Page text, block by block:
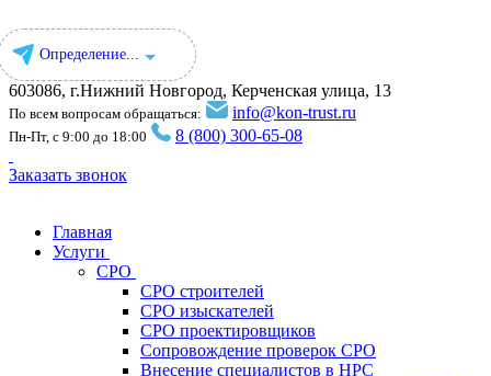
Определение...
603086, г.Нижний Новгород, Керченская улица, 13
По всем вопросам обращаться: info@kon-trust.ru
Пн-Пт, с 9:00 до 18:00 8 (800) 300-65-08
Заказать звонок
Главная
Услуги
СРО
СРО строителей
СРО изыскателей
СРО проектировщиков
Сопровождение проверок СРО
Внесение специалистов в НРС